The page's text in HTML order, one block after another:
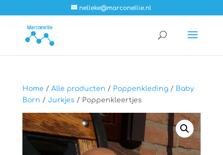
nelleke@marconellie.nl
Home / Alle producten / Poppenkleding/ Baby
Born / Jurkjes / Poppenkleertjes